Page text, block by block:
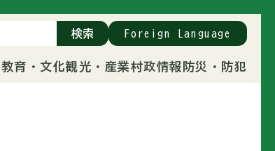
教育・文化観光・産業村政情報 防災・防犯
検索 Foreign Language